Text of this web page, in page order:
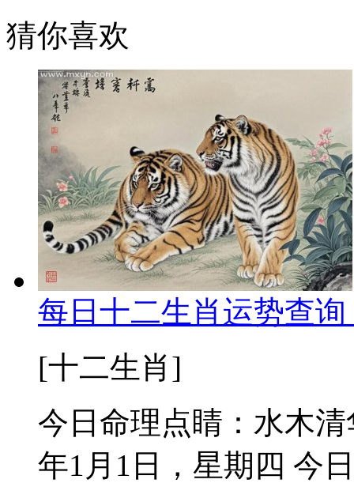
猜你喜欢
每日十二生肖运势查
[十二生肖]
今日命理点睛：水木
年1月1日，星期四 今